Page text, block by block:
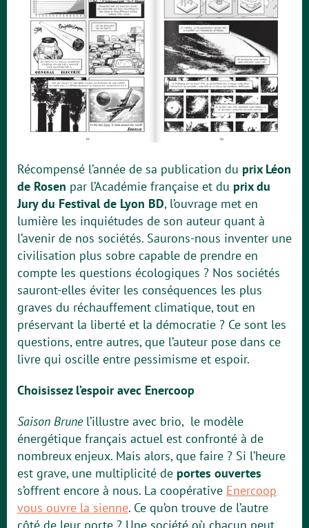
Récompensé l’année de sa publication du prix Léon
de Rosen par l’Académie française et du prix du
Jury du Festival de Lyon BD, l’ouvrage met en
lumière les inquiétudes de son auteur quant à
l’avenir de nos sociétés. Saurons-nous inventer une
civilisation plus sobre capable de prendre en
compte les questions écologiques ? Nos sociétés
sauront-elles éviter les conséquences les plus
graves du réchauffement climatique, tout en
préservant la liberté et la démocratie ? Ce sont les
questions, entre autres, que l’auteur pose dans ce
livre qui oscille entre pessimisme et espoir.
Choisissez l’espoir avec Enercoop
Saison Brunel’illustre avec brio, le modèle
énergétique français actuel est confronté à de
nombreux enjeux. Mais alors, que faire ? Si l’heure
est grave, une multiplicité de portes ouvertes
s’offrent encore à nous. La coopérative Enercoop
vous ouvre la sienne. Ce qu’on trouve de l’autre